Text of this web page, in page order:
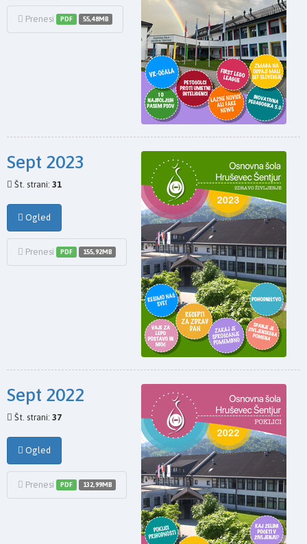
Prenesi PDF 55,48MB
Sept 2023
Št. strani: 31
Ogled
Prenesi PDF 155,92MB
Sept 2022
Št. strani: 37
Ogled
Prenesi PDF 132,99MB